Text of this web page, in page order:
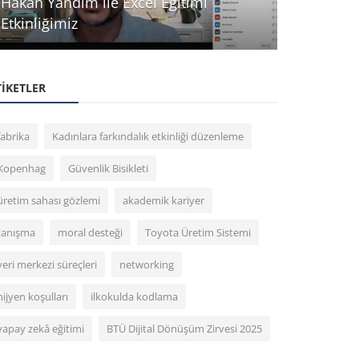
Etkinliğimiz
Kadınlara farkındalık etkinliği düzenleme
Güvenlik Bisikleti
sahası gözlemi akademik kariyer
moral desteği Toyota Üretim Sistemi
merkezi süreçleri networking
koşulları ilkokulda kodlama
zekâ eğitimi BTÜ Dijital Dönüşüm Zirvesi 2025